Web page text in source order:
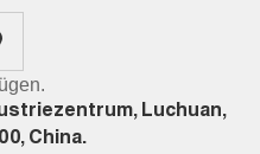
Luchuan,
China.